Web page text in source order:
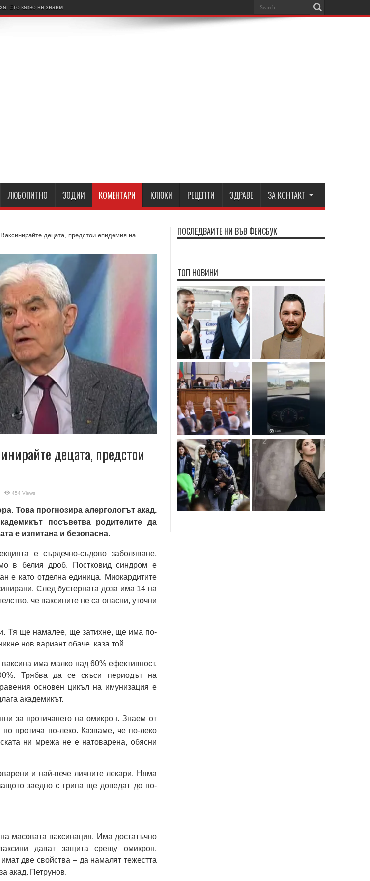
Ето какво не знаем
ЛЮБОПИТНО ЗОДИИ КОМЕНТАРИ КЛЮКИ РЕЦЕПТИ ЗДРАВЕ ЗА КОНТАКТ
децата, предстои епидемия на
децата, предстои
454 Views
Това прогнозира алергологът акад.
посъветва родителите да
е изпитана и безопасна.
е сърдечно-съдово заболяване,
в белия дроб. Постковид синдром е
е като отделна единица. Миокардитите
След бустерната доза има 14 на
че ваксините не са опасни, уточни
Тя ще намалее, ще затихне, ще има по-
нов вариант обаче, каза той
има малко над 60% ефективност,
Трябва да се скъси периодът на
основен цикъл на имунизация е
академикът.
за протичането на омикрон. Знаем от
протича по-леко. Казваме, че по-леко
ни мрежа не е натоварена, обясни
и най-вече личните лекари. Няма
заедно с грипа ще доведат до по-
масовата ваксинация. Има достатъчно
дават защита срещу омикрон.
две свойства – да намалят тежестта
акад. Петрунов.
ПОСЛЕДВАЙТЕ НИ ВЪВ ФЕЙСБУК
ТОП НОВИНИ